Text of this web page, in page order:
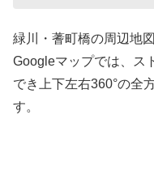
緑川・蓍町橋の周辺地
Googleマップでは、ス
でき上下左右360°の全
す。